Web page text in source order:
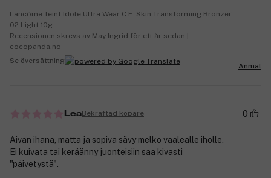
Lancôme Teint Idole Ultra Wear C.E. Skin Transforming Bronzer
02 Light 10g
Recensionen skrevs av May Ingrid för ett år sedan |
cocopanda.no
Se översättning
Anmäl
LeaBekräftad köpare 0
Aivan ihana, matta ja sopiva sävy melko vaalealle iholle.
Ei kuivata tai keräänny juonteisiin saa kivasti
"päivetystä".